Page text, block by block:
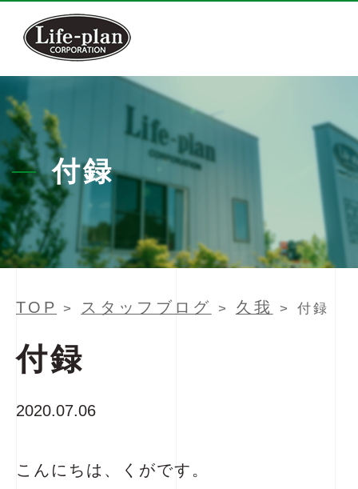
付録
TOP > スタッフブログ > 久我 > 付録
付録
2020.07.06
こんにちは、くがです。